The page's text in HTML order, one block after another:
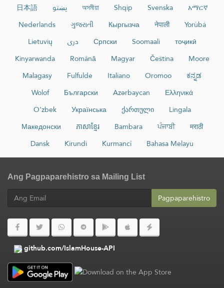
日本語
پښتو অসমীয়া Shqip Svenska
አማርኛ
Nederlands
ગુજરાતી Кыргызча नेपाली
Yorùbá
Lietuvių
دری Српски Soomaali
тоҷикӣ
Kinyarwanda
Română Magyar Čeština
Moore
Malagasy
Fulfulde Italiano Oromoo
ಕನ್ನಡ
Wolof
Български Azərbaycan
Ελληνικά
O‘zbek
Українська ქართული
Lingala
Македонски
ភាសាខ្មែរ Bambara ਪੰਜਾਬੀ
मराठी
Dansk
Kirundi Kurmancî Bahasa Melayu
Ang Pagpaparehistro sa Mailing List
Pagpaparehistro
github.com/IslamHouse-API